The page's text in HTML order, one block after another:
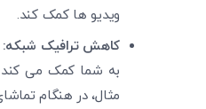
ویدیو ها کمک کند.
کاهش ترافیک شبکه:
به شما کمک می‌ کند
مثال، در هنگام